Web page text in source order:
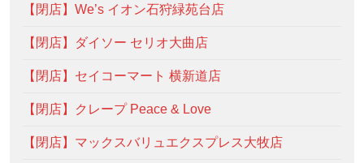
【閉店】We’s イオン石狩緑苑台店
【閉店】ダイソー セリオ大曲店
【閉店】セイコーマート 横新道店
【閉店】クレープ Peace & Love
【閉店】マックスバリュエクスプレス大牧店